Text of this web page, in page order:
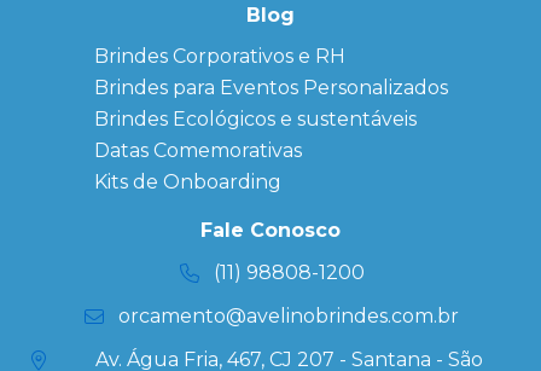
personalizados
Brindes
Corporativos
Copos Térmicos
Personalizados
Datas Especiais
Ecobag
Personalizada
Kits
Blog
Brindes Corporativos e RH
Brindes para Eventos Personalizados
Brindes Ecológicos e sustentáveis
Datas Comemorativas
Kits de Onboarding
Fale Conosco
(11) 98808-1200
orcamento@avelinobrindes.com.br
Av. Água Fria, 467, CJ 207 - Santana - São